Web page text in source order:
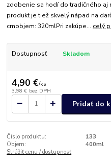
zdobenie sa hodí do tradičného aj
produkt je tiež skvelý nápad na
cmobjem: 320mlPri zakúpe... celý
Dostupnosť Skladom
4,90 €/ks
3,98 € bez DPH
Pridať do
Číslo produktu:
133
Objem:
400ml
Strážiť cenu / dostupnosť